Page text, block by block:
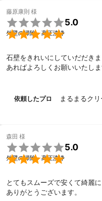
藤原康則 様


5.0
外壁の掃除・高圧洗浄
石壁をきれいにしていだだき
あればよろしくお願いいたし
依頼したプロ まるまるク
森田 様


5.0
外壁の掃除・高圧洗浄
とてもスムーズで安くて綺麗
ありがとうございます。